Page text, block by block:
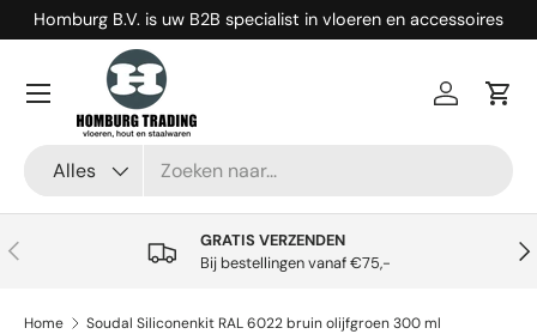
Ga naar inhoud
Homburg B.V. is uw B2B specialist in vloeren en accessoires
Alles
Inloggen
Menu
Vorige
GRATIS VERZENDEN
Bij bestellingen vanaf €75,-
Home Soudal Siliconenkit RAL 6022 bruin olijfgroen 300 ml